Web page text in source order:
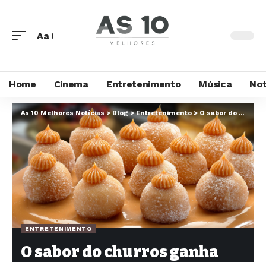
Aa
Home Cinema Entretenimento Música
As 10 Melhores Notícias >Blog>Entretenimento>O sabor do churros ganha nova vida em receita que conquista o público
ENTRETENIMENTO
O sabor do churros ganha